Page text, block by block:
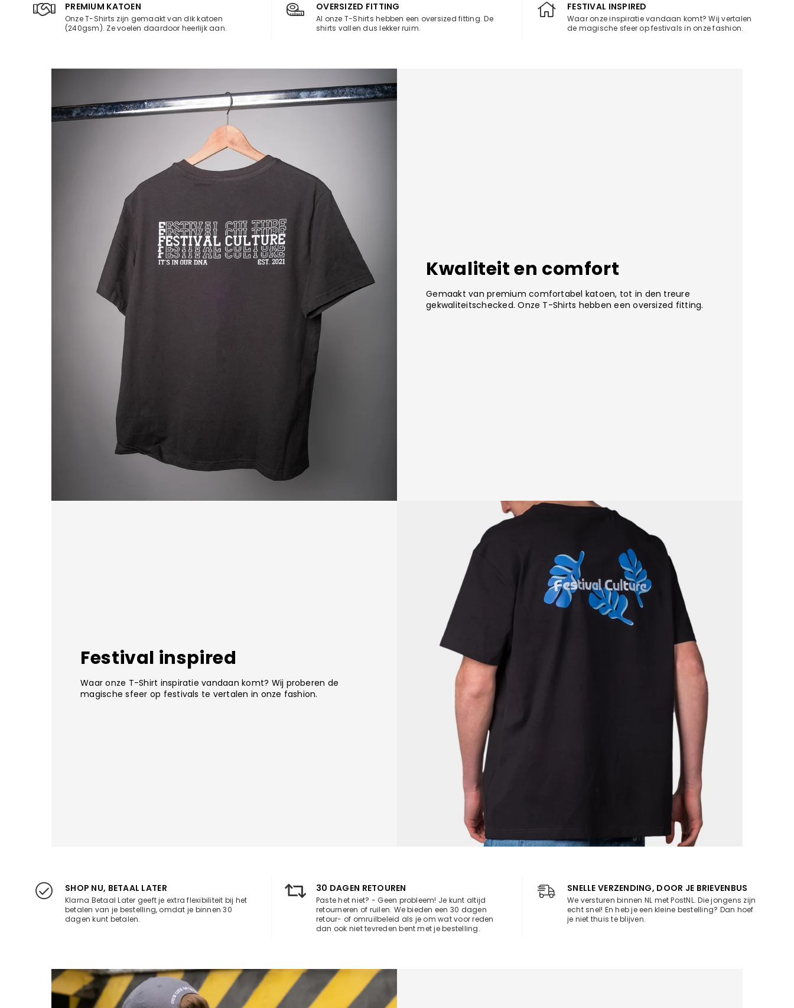
PREMIUM KATOEN
Onze T-Shirts zijn gemaakt van dik katoen
(240gsm). Ze voelen daardoor heerlijk aan.
OVERSIZED FITTING
Al onze T-Shirts hebben een oversized fitting. De
shirts vallen dus lekker ruim.
FESTIVAL INSPIRED
Waar onze inspiratie vandaan komt? Wij vertalen
de magische sfeer op festivals in onze fashion.
Kwaliteit en comfort
Gemaakt van premium comfortabel katoen, tot in den treure
gekwaliteitschecked. Onze T-Shirts hebben een oversized fitting.
Festival inspired
Waar onze T-Shirt inspiratie vandaan komt? Wij proberen de
magische sfeer op festivals te vertalen in onze fashion.
SHOP NU, BETAAL LATER
Klarna Betaal Later geeft je extra flexibiliteit bij het
betalen van je bestelling, omdat je binnen 30
dagen kunt betalen.
30 DAGEN RETOUREN
Paste het niet? - Geen probleem! Je kunt altijd
retourneren of ruilen. We bieden een 30 dagen
retour- of omruilbeleid als je om wat voor reden
dan ook niet tevreden bent met je bestelling.
SNELLE VERZENDING, DOOR JE BRIEVENBUS
We versturen binnen NL met PostNL. Die jongens zijn
echt snel! En heb je een kleine bestelling? Dan hoef
je niet thuis te blijven.